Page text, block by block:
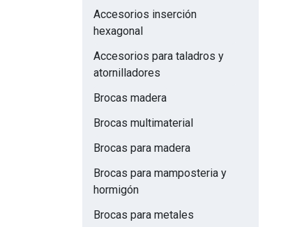
Accesorios inserción
hexagonal
Accesorios para taladros y
atornilladores
Brocas madera
Brocas multimaterial
Brocas para madera
Brocas para mamposteria y
hormigón
Brocas para metales